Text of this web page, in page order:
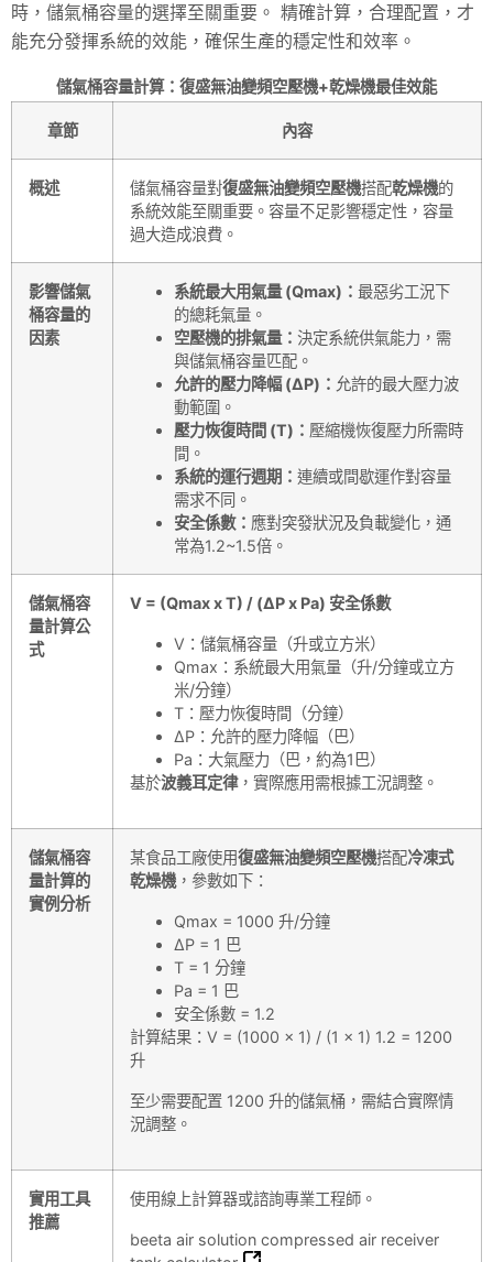
時，儲氣桶容量的選擇至關重要。 精確計算，合理配置，才
能充分發揮系統的效能，確保生產的穩定性和效率。
儲氣桶容量計算：復盛無油變頻空壓機+乾燥機最佳效能
章節 內容
概述 儲氣桶容量對復盛無油變頻空壓機搭配乾燥機的
系統效能至關重要。容量不足影響穩定性，容量
過大造成浪費。
影響儲氣
桶容量的
因素
系統最大用氣量 (Qmax)： 最惡劣工況下
的總耗氣量。
空壓機的排氣量： 決定系統供氣能力，需
與儲氣桶容量匹配。
允許的壓力降幅 (ΔP)： 允許的最大壓力波
動範圍。
壓力恢復時間 (T)： 壓縮機恢復壓力所需時
間。
系統的運行週期： 連續或間歇運作對容量
需求不同。
安全係數： 應對突發狀況及負載變化，通
常為1.2~1.5倍。
儲氣桶容
量計算公
式
V = (Qmax x T) / (ΔP x Pa) 安全係數
V：儲氣桶容量（升或立方米）
Qmax：系統最大用氣量（升/分鐘或立方
米/分鐘）
T：壓力恢復時間（分鐘）
ΔP：允許的壓力降幅（巴）
Pa：大氣壓力（巴，約為1巴）
基於波義耳定律，實際應用需根據工況調整。
儲氣桶容
量計算的
實例分析
某食品工廠使用復盛無油變頻空壓機搭配冷凍式
乾燥機 ，參數如下：
Qmax = 1000 升/分鐘
ΔP = 1 巴
T = 1 分鐘
Pa = 1 巴
安全係數 = 1.2
計算結果：V = (1000 x 1) / (1 x 1) 1.2 = 1200
升
至少需要配置 1200 升的儲氣桶，需結合實際情
況調整。
實用工具
推薦
使用線上計算器或諮詢專業工程師。
beeta air solution compressed air receiver